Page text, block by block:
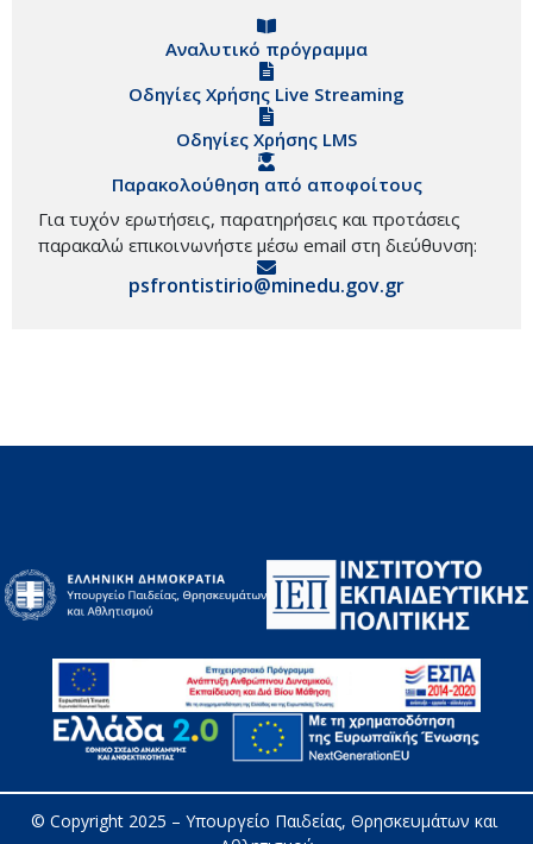
Αναλυτικό πρόγραμμα
Οδηγίες Χρήσης Live Streaming
Οδηγίες Χρήσης LMS
Παρακολούθηση από αποφοίτους
Για τυχόν ερωτήσεις, παρατηρήσεις και προτάσεις
παρακαλώ επικοινωνήστε μέσω email στη διεύθυνση:
psfrontistirio@minedu.gov.gr
© Copyright 2025 – Υπουργείο Παιδείας, Θρησκευμάτων και